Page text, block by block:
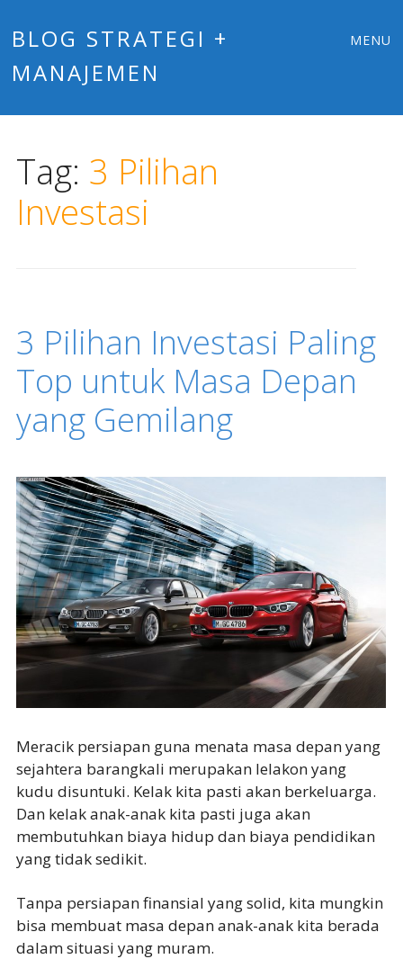
BLOG STRATEGI +
MANAJEMEN
MENU
Tag: 3 Pilihan
Investasi
3 Pilihan Investasi Paling
Top untuk Masa Depan
yang Gemilang
Meracik persiapan guna menata masa depan yang
sejahtera barangkali merupakan lelakon yang
kudu disuntuki. Kelak kita pasti akan berkeluarga.
Dan kelak anak-anak kita pasti juga akan
membutuhkan biaya hidup dan biaya pendidikan
yang tidak sedikit.
Tanpa persiapan finansial yang solid, kita mungkin
bisa membuat masa depan anak-anak kita berada
dalam situasi yang muram.